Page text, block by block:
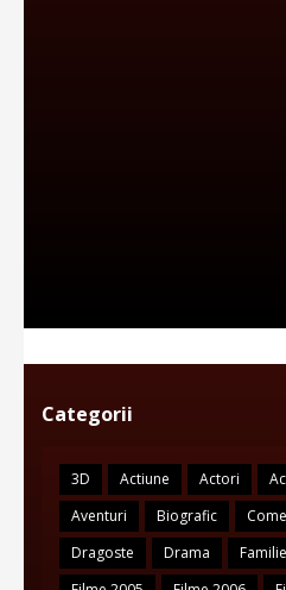
Categorii
3D Actiune Actori
Aventuri
Biografic
Dragoste
Drama Familie